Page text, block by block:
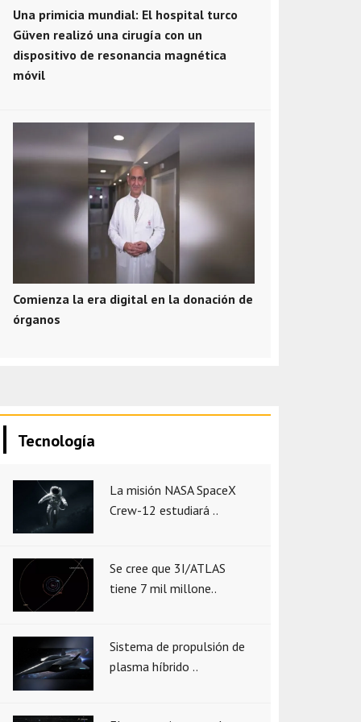
Una primicia mundial: El hospital turco
Güven realizó una cirugía con un
dispositivo de resonancia magnética
móvil
Comienza la era digital en la donación de
órganos
Tecnología
La misión NASA SpaceX
Crew-12 estudiará ..
Se cree que 3I/ATLAS
tiene 7 mil millone..
Sistema de propulsión de
plasma híbrido ..